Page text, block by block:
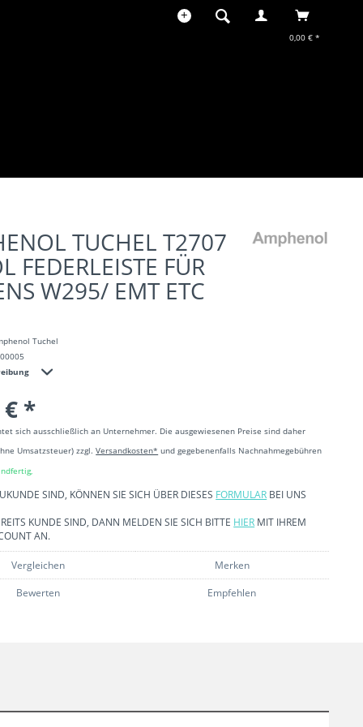
0,00 € *
TUCHEL T2707
FEDERLEISTE FÜR
W295/ EMT ETC
Tuchel
€ *
sich ausschließlich an Unternehmer. Die ausgewiesenen Preise sind daher
Umsatzsteuer) zzgl.Versandkosten* und gegebenenfalls Nachnahmegebühren
SIND, KÖNNEN SIE SICH ÜBER DIESES FORMULAR BEI UNS
KUNDE SIND, DANN MELDEN SIE SICH BITTE HIER MIT IHREM
AN.
Vergleichen
Merken
Bewerten
Empfehlen